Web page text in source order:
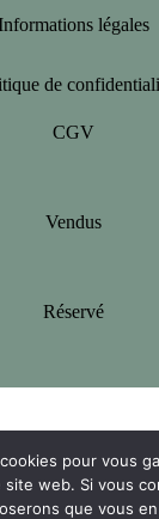
légales
de
CGV
Vendus
Réservé
pour vous
web. Si vous
que vous